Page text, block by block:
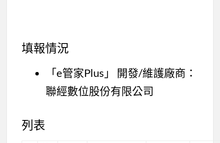
填報情況
「e管家Plus」 開發/維護廠商：
聯經數位股份有限公司
列表